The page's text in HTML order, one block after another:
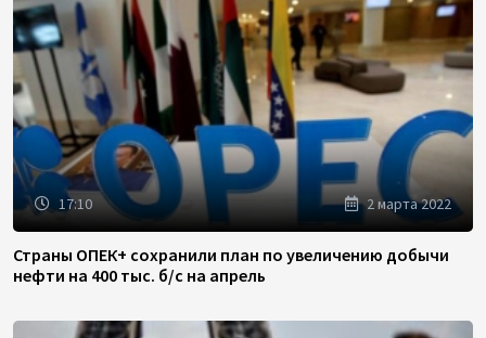
17:10 2 марта 2022
Страны ОПЕК+ сохранили план по увеличению добычи
нефти на 400 тыс. б/с на апрель